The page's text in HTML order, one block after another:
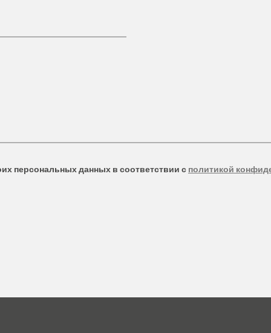
персональных данных в соответствии сполитикой